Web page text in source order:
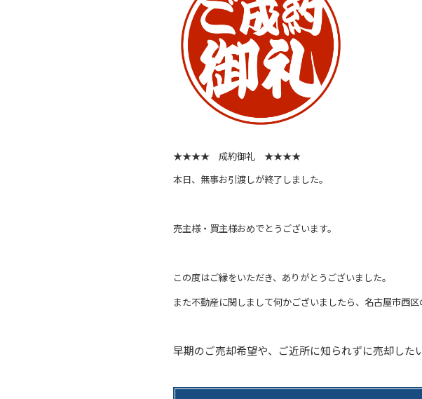
★★★★ 成約御礼 ★★★★
本日、無事お引渡しが終了しました。
売主様・買主様おめでとうございます。
この度はご縁をいただき、ありがとうございました。
また不動産に関しまして何かございましたら、名古屋市西
早期のご売却希望や、ご近所に知られずに売却した